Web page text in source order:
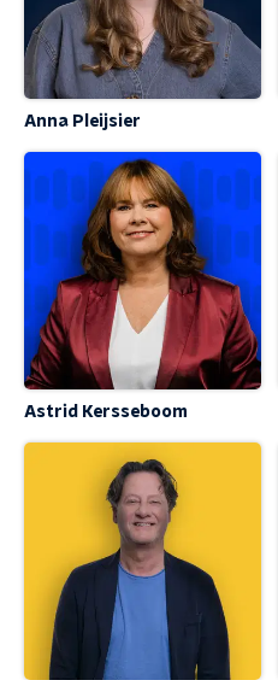
Anna Pleijsier
Astrid Kersseboom